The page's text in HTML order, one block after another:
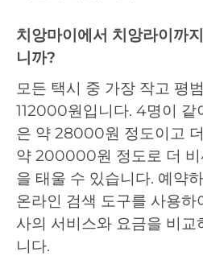
치앙마이에서 치앙라이까
니까?
모든 택시 중 가장 작고 평
112000원입니다. 4명이 같
은 약 28000원 정도이고
약 200000원 정도로 더 비
을 태울 수 있습니다. 예약
온라인 검색 도구를 사용하
사의 서비스와 요금을 비교
니다.